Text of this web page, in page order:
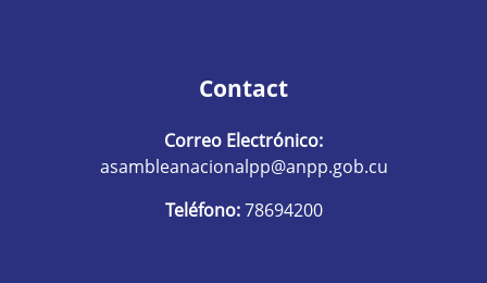
Contact
Correo Electrónico:
asambleanacionalpp@anpp.gob.cu
Teléfono:78694200